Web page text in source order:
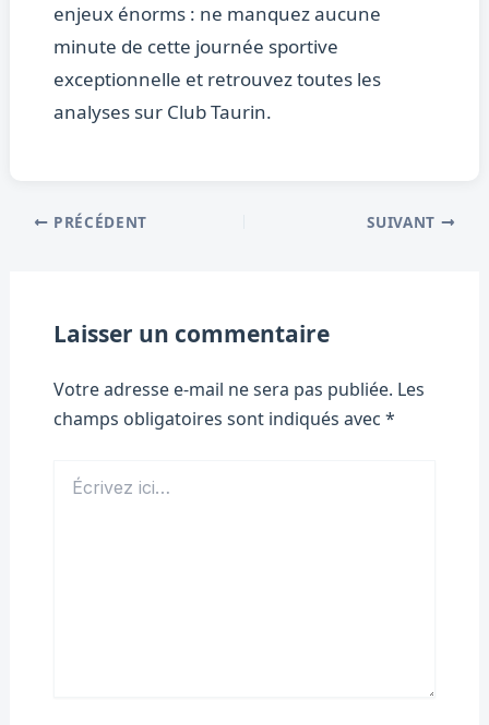
enjeux énorms : ne manquez aucune
minute de cette journée sportive
exceptionnelle et retrouvez toutes les
analyses sur Club Taurin.
PRÉCÉDENT SUIVANT
Laisser un commentaire
Votre adresse e-mail ne sera pas publiée. Les
champs obligatoires sont indiqués avec *
ici…